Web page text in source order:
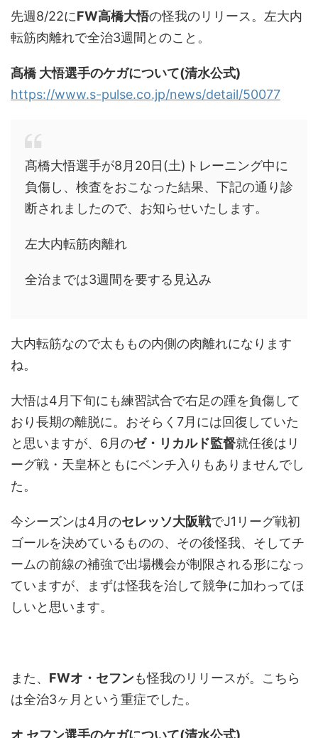
先週8/22にFW高橋大悟の怪我のリリース。左大内
転筋肉離れで全治3週間とのこと。
髙橋 大悟選手のケガについて(清水公式)
https://www.s-pulse.co.jp/news/detail/50077
髙橋大悟選手が8月20日(土)トレーニング中に
負傷し、検査をおこなった結果、下記の通り診
断されましたので、お知らせいたします。
左大内転筋肉離れ
全治までは3週間を要する見込み
大内転筋なので太ももの内側の肉離れになります
ね。
大悟は4月下旬にも練習試合で右足の踵を負傷して
おり長期の離脱に。おそらく7月には回復していた
と思いますが、6月のゼ・リカルド監督就任後はリ
ーグ戦・天皇杯ともにベンチ入りもありませんでし
た。
今シーズンは4月のセレッソ大阪戦でJ1リーグ戦初
ゴールを決めているものの、その後怪我、そしてチ
ームの前線の補強で出場機会が制限される形になっ
ていますが、まずは怪我を治して競争に加わってほ
しいと思います。
また、 FWオ・セフンも怪我のリリースが。こちら
は全治3ヶ月という重症でした。
オ セフン選手のケガについて(清水公式)